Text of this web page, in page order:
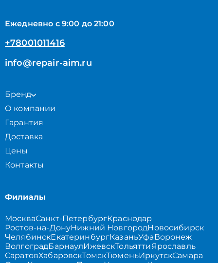
Ежедневно с 9:00 до 21:00
+78001011416
info@repair-aim.ru
Бренд
О компании
Гарантия
Доставка
Цены
Контакты
Филиалы
МоскваСанкт-ПетербургКраснодар
Ростов-на-ДонуНижний НовгородНовосибирск
ЧелябинскЕкатеринбургКазаньУфаВоронеж
ВолгоградБарнаулИжевскТольяттиЯрославль
СаратовХабаровскТомскТюменьИркутскСамара